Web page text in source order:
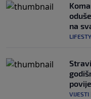
na
VIJESTI